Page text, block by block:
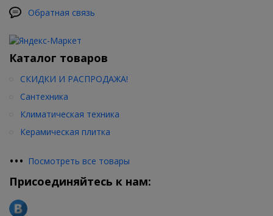
Обратная связь
Каталог товаров
СКИДКИ И РАСПРОДАЖА!
Сантехника
Климатическая техника
Керамическая плитка
••• Посмотреть все товары
Присоединяйтесь к нам: